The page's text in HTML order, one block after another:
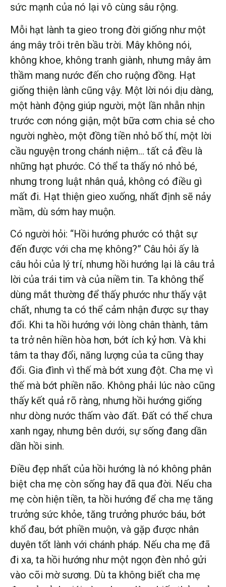
sức mạnh của nó lại vô cùng sâu rộng.
Mỗi hạt lành ta gieo trong đời giống như một
áng mây trôi trên bầu trời. Mây không nói,
không khoe, không tranh giành, nhưng mây âm
thầm mang nước đến cho ruộng đồng. Hạt
giống thiện lành cũng vậy. Một lời nói dịu dàng,
một hành động giúp người, một lần nhẫn nhịn
trước cơn nóng giận, một bữa cơm chia sẻ cho
người nghèo, một đồng tiền nhỏ bố thí, một lời
cầu nguyện trong chánh niệm… tất cả đều là
những hạt phước. Có thể ta thấy nó nhỏ bé,
nhưng trong luật nhân quả, không có điều gì
mất đi. Hạt thiện gieo xuống, nhất định sẽ nảy
mầm, dù sớm hay muộn.
Có người hỏi: “Hồi hướng phước có thật sự
đến được với cha mẹ không?” Câu hỏi ấy là
câu hỏi của lý trí, nhưng hồi hướng lại là câu trả
lời của trái tim và của niềm tin. Ta không thể
dùng mắt thường để thấy phước như thấy vật
chất, nhưng ta có thể cảm nhận được sự thay
đổi. Khi ta hồi hướng với lòng chân thành, tâm
ta trở nên hiền hòa hơn, bớt ích kỷ hơn. Và khi
tâm ta thay đổi, năng lượng của ta cũng thay
đổi. Gia đình vì thế mà bớt xung đột. Cha mẹ vì
thế mà bớt phiền não. Không phải lúc nào cũng
thấy kết quả rõ ràng, nhưng hồi hướng giống
như dòng nước thấm vào đất. Đất có thể chưa
xanh ngay, nhưng bên dưới, sự sống đang dần
dần hồi sinh.
Điều đẹp nhất của hồi hướng là nó không phân
biệt cha mẹ còn sống hay đã qua đời. Nếu cha
mẹ còn hiện tiền, ta hồi hướng để cha mẹ tăng
trưởng sức khỏe, tăng trưởng phước báu, bớt
khổ đau, bớt phiền muộn, và gặp được nhân
duyên tốt lành với chánh pháp. Nếu cha mẹ đã
đi xa, ta hồi hướng như một ngọn đèn nhỏ gửi
vào cõi mờ sương. Dù ta không biết cha mẹ